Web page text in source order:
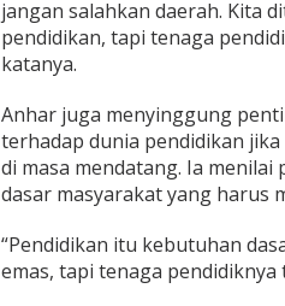
jangan salahkan daerah. Kita
pendidikan, tapi tenaga
katanya.
Anhar juga menyinggung
terhadap dunia pendidikan
di masa mendatang. Ia
dasar masyarakat yang harus
“Pendidikan itu kebutuhan
emas, tapi tenaga pendidiknya